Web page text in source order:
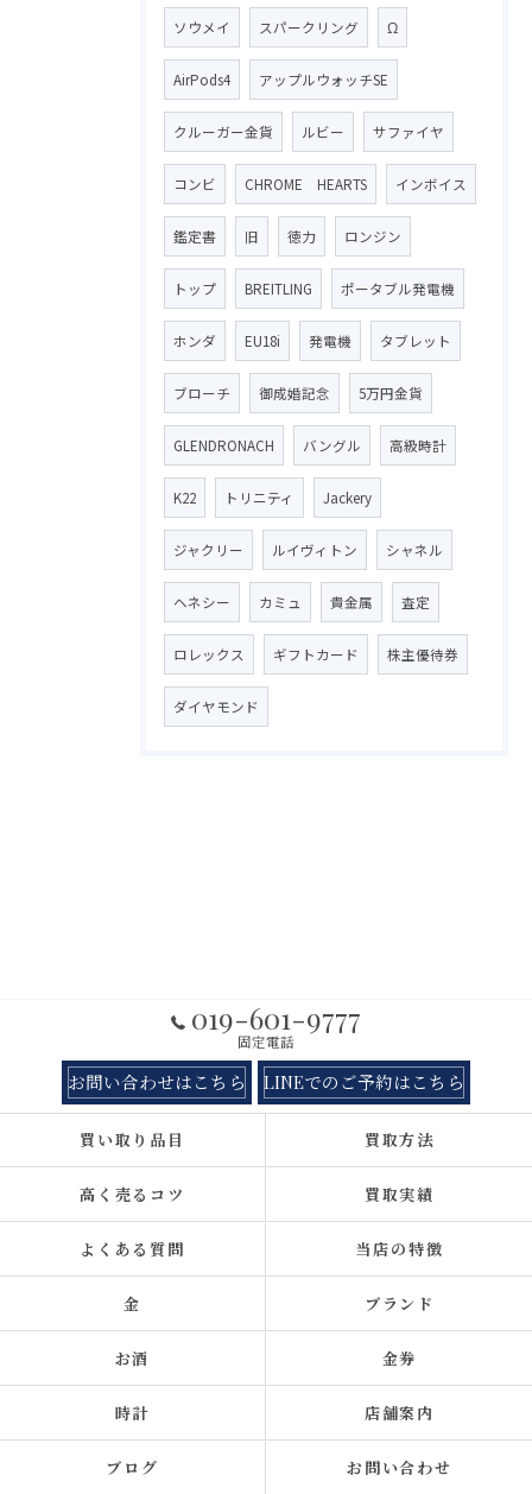
ソウメイ スパークリング Ω
AirPods4 アップルウォッチSE
クルーガー金貨 ルビー サファイヤ
コンビ CHROME HEARTS インボイス
鑑定書 旧 徳力 ロンジン
トップ BREITLING ポータブル発電機
ホンダ EU18i 発電機 タブレット
ブローチ 御成婚記念 5万円金貨
GLENDRONACH バングル 高級時計
K22 トリニティ Jackery
ジャクリー ルイヴィトン シャネル
ヘネシー カミュ 貴金属 査定
ロレックス ギフトカード 株主優待券
ダイヤモンド
019-601-9777
固定電話
お問い合わせはこちら LINEでのご予約はこちら
買い取り品目 買取方法
高く売るコツ 買取実績
よくある質問 当店の特徴
金 ブランド
お酒 金券
時計 店舗案内
ブログ お問い合わせ